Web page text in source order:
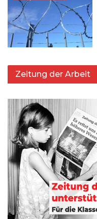
Zeitung der Arbeit